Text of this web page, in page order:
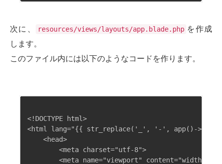
次に、 resources/views/layouts/app.blade.php を作成
します。
このファイル内には以下のようなコードを作ります。
<!DOCTYPE html>
<html lang="{{ str_replace('_', '-', app()-
    <head>
        <meta charset="utf-8">
<meta name="viewport"